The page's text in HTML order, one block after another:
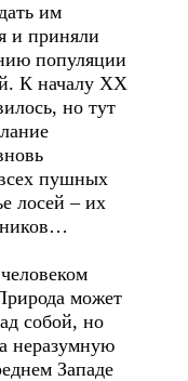
им
и приняли
популяции
К началу XX
но тут
пушных
лосей – их
может
собой, но
неразумную
Западе